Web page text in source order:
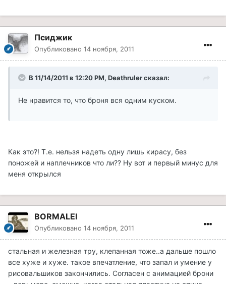
Псиджик
Опубликовано 14 ноября, 2011
В 11/14/2011 в 12:20 PM, Deathruler сказал:
Не нравится то, что броня вся одним куском.
Как это?! Т.е. нельзя надеть одну лишь кирасу, без
поножей и наплечников что ли?? Ну вот и первый минус для
меня открылся
BORMALEI
Опубликовано 14 ноября, 2011
стальная и железная тру, клепанная тоже..а дальше пошло
все хуже и хуже. такое впечатление, что запал и умение у
рисовальшиков закончились. Согласен с анимацией брони